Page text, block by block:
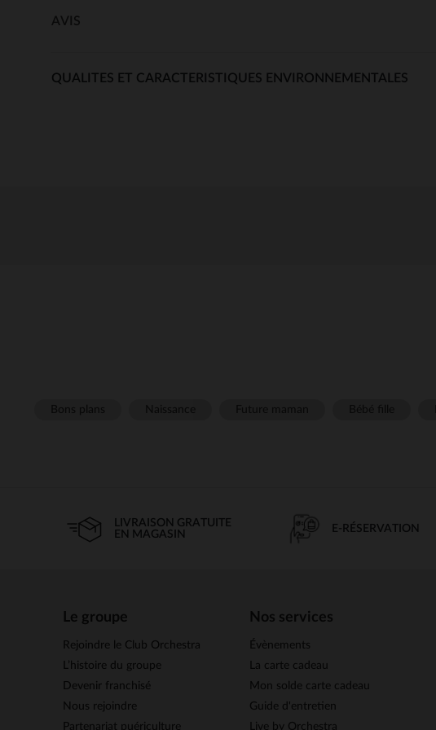
AVIS
QUALITES ET CARACTERISTIQUES ENVIRONNEMENTALES
LIVRAISON GRATUITE
EN MAGASIN
E-RÉSERVATION
Le groupe
Rejoindre le Club Orchestra
L’histoire du groupe
Devenir franchisé
Nous rejoindre
Partenariat puériculture
Nos services
Évènements
La carte cadeau
Mon solde carte cadeau
Guide d'entretien
Live by Orchestra